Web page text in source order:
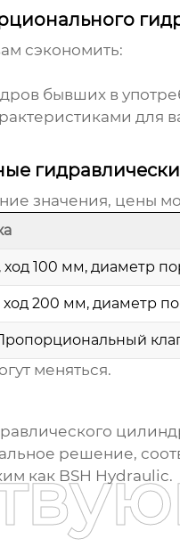
сэкономить:
бывших в
для
значения, цены
ход 100 мм, диаметр
ход 200 мм, диаметр
меняться.
решение,
как BSH Hydraulic.